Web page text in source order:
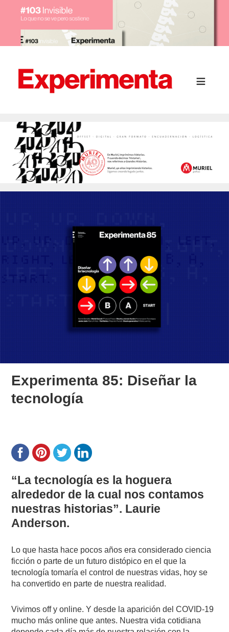
Experimenta 85: Diseñar la
tecnología
“La tecnología es la hoguera
alrededor de la cual nos contamos
nuestras historias”. Laurie
Anderson.
Lo que hasta hace pocos años era considerado ciencia
ficción o parte de un futuro distópico en el que la
tecnología tomaría el control de nuestras vidas, hoy se
ha convertido en parte de nuestra realidad.
Vivimos off y online. Y desde la aparición del COVID-19
mucho más online que antes. Nuestra vida cotidiana